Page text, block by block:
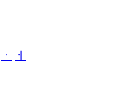
ㆍ
ㆎ